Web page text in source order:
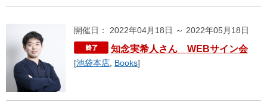
開催日： 2022年04月18日 ～ 2022年05月18日
知念実希人さん WEBサイン会
[池袋本店 Books]